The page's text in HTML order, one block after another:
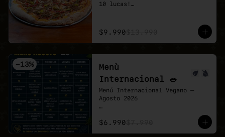
10 lucas!
- Carne vegetal sazonada estilo
mexicano, pimentón tatemado,
jalapeño encurtido y un shot de
$9.990
-13%
Menù
Internacional 🥗
Menú Internacional Vegano —
Agosto 2026
diferente inspirado en sabores
$6.990